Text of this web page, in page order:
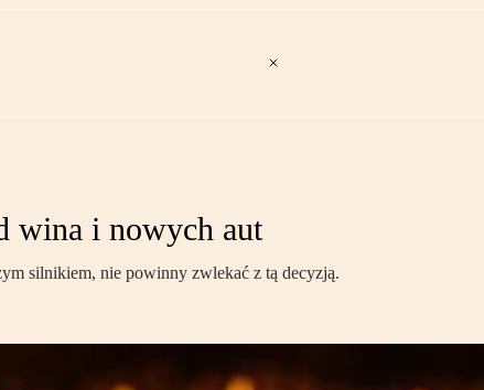
wina i nowych aut
silnikiem, nie powinny zwlekać z tą decyzją.